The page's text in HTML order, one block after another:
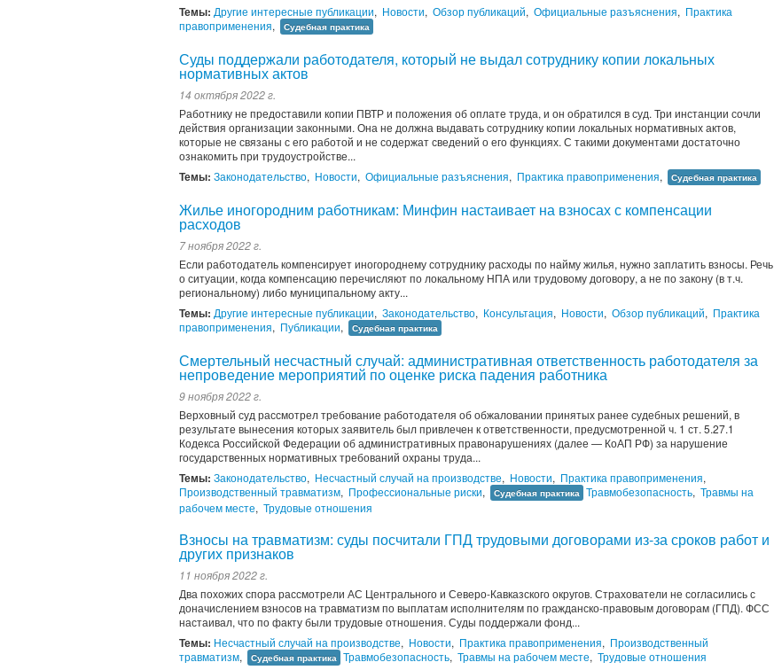
Темы: Другие интересные публикации, Новости, Обзор публикаций, Официальные разъяснения, Практика
правоприменения, Судебная практика
Суды поддержали работодателя, который не выдал сотруднику копии локальных
нормативных актов
14 октября 2022 г.
Работнику не предоставили копии ПВТР и положения об оплате труда, и он обратился в суд. Три инстанции сочли
действия организации законными. Она не должна выдавать сотруднику копии локальных нормативных актов,
которые не связаны с его работой и не содержат сведений о его функциях. С такими документами достаточно
ознакомить при трудоустройстве...
Темы: Законодательство, Новости, Официальные разъяснения, Практика правоприменения, Судебная практика
Жилье иногородним работникам: Минфин настаивает на взносах с компенсации
расходов
7 ноября 2022 г.
Если работодатель компенсирует иногороднему сотруднику расходы по найму жилья, нужно заплатить взносы. Речь
о ситуации, когда компенсацию перечисляют по локальному НПА или трудовому договору, а не по закону (в т.ч.
региональному) либо муниципальному акту...
Темы: Другие интересные публикации, Законодательство, Консультация, Новости, Обзор публикаций, Практика
правоприменения, Публикации, Судебная практика
Смертельный несчастный случай: административная ответственность работодателя за
непроведение мероприятий по оценке риска падения работника
9 ноября 2022 г.
Верховный суд рассмотрел требование работодателя об обжаловании принятых ранее судебных решений, в
результате вынесения которых заявитель был привлечен к ответственности, предусмотренной ч. 1 ст. 5.27.1
Кодекса Российской Федерации об административных правонарушениях (далее — КоАП РФ) за нарушение
государственных нормативных требований охраны труда...
Темы: Законодательство, Несчастный случай на производстве, Новости, Практика правоприменения,
Производственный травматизм, Профессиональные риски, Судебная практика Травмобезопасность, Травмы на
рабочем месте, Трудовые отношения
Взносы на травматизм: суды посчитали ГПД трудовыми договорами из-за сроков работ и
других признаков
11 ноября 2022 г.
Два похожих спора рассмотрели АС Центрального и Северо-Кавказского округов. Страхователи не согласились с
доначислением взносов на травматизм по выплатам исполнителям по гражданско-правовым договорам (ГПД). ФСС
настаивал, что по факту были трудовые отношения. Суды поддержали фонд...
Темы: Несчастный случай на производстве, Новости, Практика правоприменения, Производственный
травматизм, Судебная практика Травмобезопасность, Травмы на рабочем месте, Трудовые отношения